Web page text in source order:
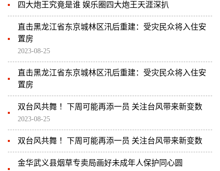
四大炮王究竟是谁 娱乐圈四大炮王天涯深扒
直击黑龙江省东京城林区汛后重建：受灾民众将入住安
置房
2023-08-25
直击黑龙江省东京城林区汛后重建：受灾民众将入住安
置房
双台风共舞 ！下周可能再添一员 关注台风带来新变数
2023-08-25
双台风共舞 ！下周可能再添一员 关注台风带来新变数
金华武义县烟草专卖局画好未成年人保护同心圆